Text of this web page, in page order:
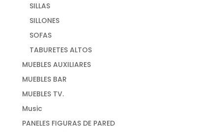
SILLAS
SILLONES
SOFAS
TABURETES ALTOS
MUEBLES AUXILIARES
MUEBLES BAR
MUEBLES TV.
Music
PANELES FIGURAS DE PARED